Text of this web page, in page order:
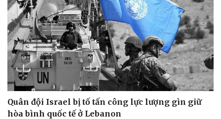
Thể thao
Bóng đá
Lịch thi đấu bóng đá
Thế giới thể thao
eSports
Hậu trường
Ô tô - Xe máy
Ô tô
Xe máy
Tư vấn
Quân đội Israel bị tố tấn công lực lượng gìn giữ
hòa bình quốc tế ở Lebanon